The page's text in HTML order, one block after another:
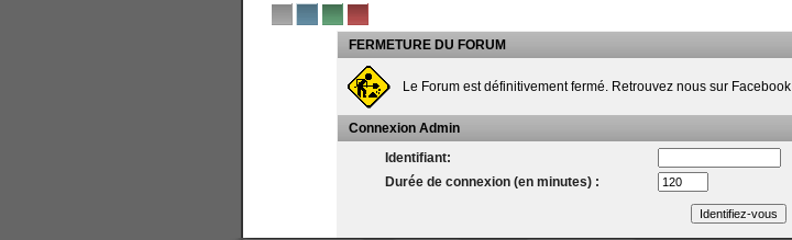
FERMETURE DU FORUM
Le Forum est définitivement fermé. Retrouvez nous sur Facebook
Connexion Admin
Identifiant:
Durée de connexion (en minutes) :